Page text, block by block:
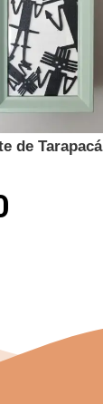
de Tarapacá